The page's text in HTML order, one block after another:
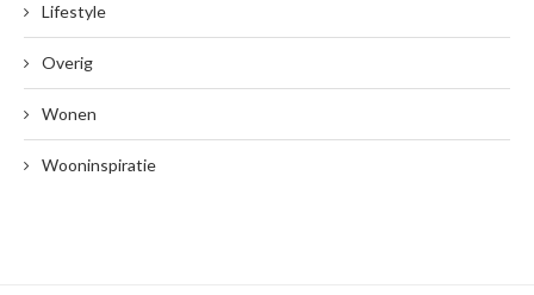
Lifestyle
Overig
Wonen
Wooninspiratie